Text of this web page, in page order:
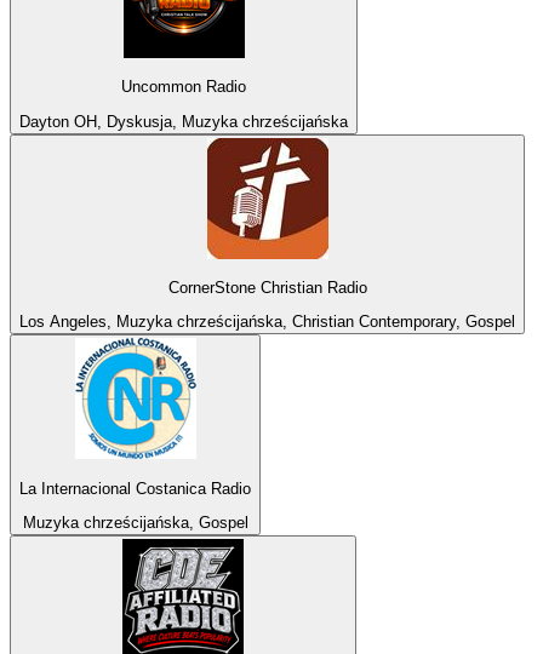
Uncommon Radio
Dayton OH, Dyskusja, Muzyka chrześcijańska
CornerStone Christian Radio
Los Angeles, Muzyka chrześcijańska, Christian Contemporary, Gospel
La Internacional Costanica Radio
Muzyka chrześcijańska, Gospel